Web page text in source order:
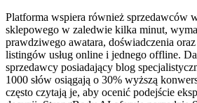
Platforma wspiera również sprzedawców
sklepowego w zaledwie kilka minut,
prawdziwego awatara, doświadczenia
listingów usług online i jednego offline.
sprzedawcy posiadający blog
1000 słów osiągają o 30% wyższą
często czytają je, aby ocenić podejście